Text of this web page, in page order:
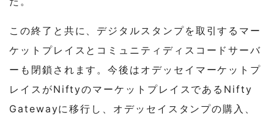
この終了と共に、デジタルスタンプを取引するマー
ケットプレイスとコミュニティディスコードサーバ
ーも閉鎖されます。今後はオデッセイマーケットプ
レイスがNiftyのマーケットプレイスであるNifty
Gatewayに移行し、オデッセイスタンプの購入、